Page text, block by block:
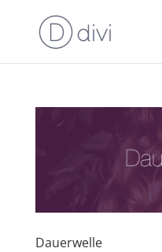
Dauerwelle